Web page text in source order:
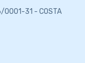
31 - COSTA